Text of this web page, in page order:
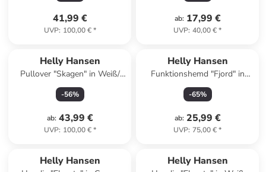
41,99 €
UVP: 100,00 €*
ab: 17,99 €
UVP: 40,00 €*
Helly Hansen
Pullover "Skagen" in Weiß/
Dunkelblau
-56%
ab: 43,99 €
UVP: 100,00 €*
Helly Hansen
Funktionshemd "Fjord" in
Schwarz/ Weiß
-65%
ab: 25,99 €
UVP: 75,00 €*
Helly Hansen Helly Hansen